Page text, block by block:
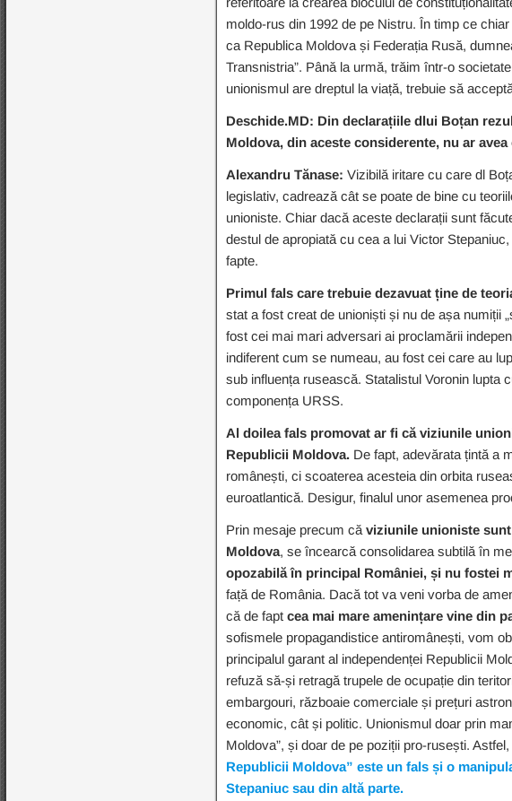
moldo-rus din 1992 de pe Nistru. În timp ce
ca Republica Moldova și Federația Rusă,
Transnistria”. Până la urmă, trăim într-o
unionismul are dreptul la viață, trebuie să
Deschide.MD: Din declarațiile dlui Boțan
Moldova, din aceste considerente, nu ar
Alexandru Tănase:Vizibilă iritare cu care dl
legislativ, cadrează cât se poate de bine cu
unioniste. Chiar dacă aceste declarații sunt
destul de apropiată cu cea a lui Victor
fapte.
Primul fals care trebuie dezavuat ține de
stat a fost creat de unioniști și nu de așa numiții
fost cei mai mari adversari ai proclamării
indiferent cum se numeau, au fost cei care au
sub influența rusească. Statalistul Voronin lupta
componența URSS.
Al doilea fals promovat ar fi că viziunile
Republicii Moldova. De fapt, adevărata țintă a
românești, ci scoaterea acesteia din orbita
euroatlantică. Desigur, finalul unor asemenea
Prin mesaje precum căviziunile unioniste
Moldova, se încearcă consolidarea subtilă în
opozabilă în principal României, și nu fostei
față de România. Dacă tot va veni vorba de
că de faptcea mai mare amenințare vine din
sofismele propagandistice antiromânești, vom
principalul garant al independenței Republicii
refuză să-și retragă trupele de ocupație din
embargouri, războaie comerciale și prețuri
economic, cât și politic. Unionismul doar prin
Moldova”, și doar de pe poziții pro-rusești. Astfel,
Republicii Moldova” este un fals și o
Stepaniuc sau din altă parte.